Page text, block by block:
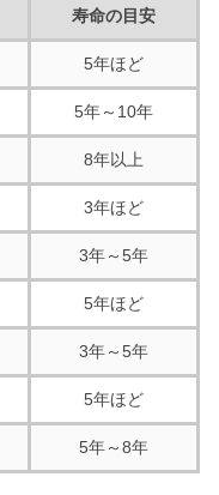
寿命の目安
5年ほど
5年～10年
8年以上
3年ほど
3年～5年
5年ほど
3年～5年
5年ほど
5年～8年